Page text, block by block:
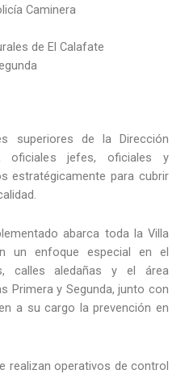
Caminera
de El Calafate
superiores de la Dirección
oficiales jefes, oficiales y
estratégicamente para cubrir
abarca toda la Villa
un enfoque especial en el
calles aledañas y el área
Primera y Segunda, junto con
a su cargo la prevención en
realizan operativos de control